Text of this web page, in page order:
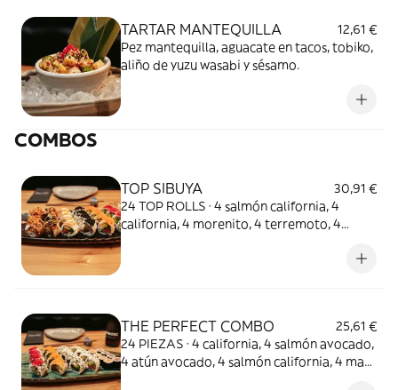
TARTAR MANTEQUILLA
12,61 €
Pez mantequilla, aguacate en tacos, tobiko,
aliño de yuzu wasabi y sésamo.
COMBOS
TOP SIBUYA
30,91 €
24 TOP ROLLS · 4 salmón california, 4
california, 4 morenito, 4 terremoto, 4
THE PERFECT COMBO
25,61 €
24 PIEZAS · 4 california, 4 salmón avocado,
4 atún avocado, 4 salmón california, 4 maki